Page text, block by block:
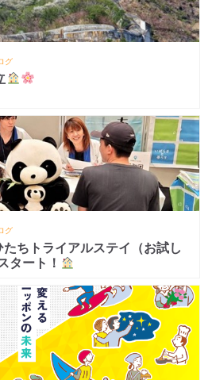
グ
グ
たちトライアルステイ（お試し
タート！